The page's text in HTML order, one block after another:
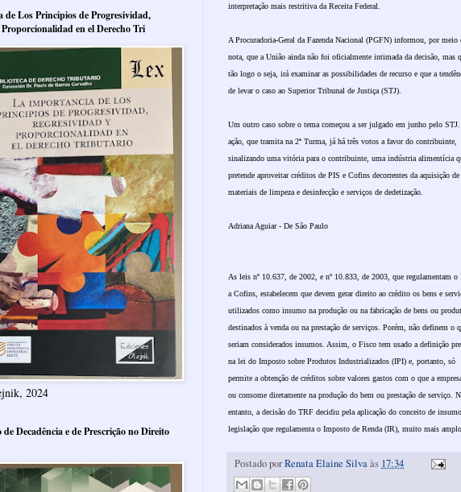
interpretação mais restritiva da Receita Federal.
A Procuradoria-Geral da Fazenda Nacional (PGFN) informou, por meio
nota, que a União ainda não foi oficialmente intimada da decisão, mas
tão logo o seja, irá examinar as possibilidades de recurso e que a
de levar o caso ao Superior Tribunal de Justiça (STJ).
Um outro caso sobre o tema começou a ser julgado em junho pelo
ação, que tramita na 2ª Turma, já há três votos a favor do contribuinte,
sinalizando uma vitória para o contribuinte, uma indústria alimentícia
pretende aproveitar créditos de PIS e Cofins decorrentes da aquisição de
materiais de limpeza e desinfecção e serviços de dedetização.
Adriana Aguiar - De São Paulo
As leis nº 10.637, de 2002, e nº 10.833, de 2003, que regulamentam o
a Cofins, estabelecem que devem gerar direito ao crédito os bens e
utilizados como insumo na produção ou na fabricação de bens ou
destinados à venda ou na prestação de serviços. Porém, não definem o
seriam considerados insumos. Assim, o Fisco tem usado a definição
na lei do Imposto sobre Produtos Industrializados (IPI) e, portanto, só
permite a obtenção de créditos sobre valores gastos com o que a
ou consome diretamente na produção do bem ou prestação de serviço.
entanto, a decisão do TRF decidiu pela aplicação do conceito de
legislação que regulamenta o Imposto de Renda (IR), muito mais
Postado porRenata Elaine Silvaàs 17:34
Los Principios de Progresividad,
en el Derecho Tri
2024
de Decadência e de Prescrição no Direito